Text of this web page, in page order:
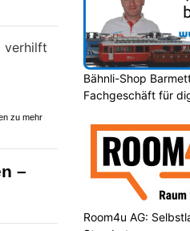
zu mehr
–
Bähnli-Shop
Fachgeschäft für
Room4u AG: